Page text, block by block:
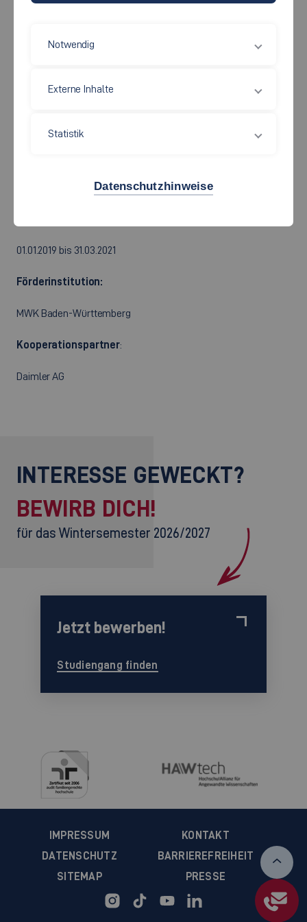
Antriebe" speziell für die Anwendung in der Elektromobilität auf
Prof. Dr.-Ing. Ulrich Ammann
01.01.2019 bis 31.03.2021
Förderinstitution:
MWK Baden-Württemberg
Kooperationspartner:
Daimler AG
INTERESSE GEWECKT?
BEWIRB DICH!
für das Wintersemester 2026/2027
Jetzt bewerben!
Studiengang finden
IMPRESSUM
KONTAKT
DATENSCHUTZ
BARRIEREFREIHEIT
SITEMAP
PRESSE
Notwendig
Externe Inhalte
Statistik
Datenschutzhinweise